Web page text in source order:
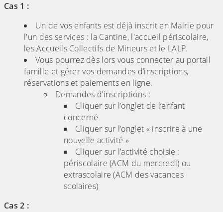
Cas 1 :
Un de vos enfants est déjà inscrit en Mairie pour
l'un des services : la Cantine, l'accueil périscolaire,
les Accueils Collectifs de Mineurs et le LALP.
Vous pourrez dès lors vous connecter au portail
famille et gérer vos demandes d’inscriptions,
réservations et paiements en ligne.
Demandes d’inscriptions :
Cliquer sur l’onglet de l’enfant
concerné
Cliquer sur l’onglet « inscrire à une
nouvelle activité »
Cliquer sur l’activité choisie :
périscolaire (ACM du mercredi) ou
extrascolaire (ACM des vacances
scolaires)
Cas 2 :